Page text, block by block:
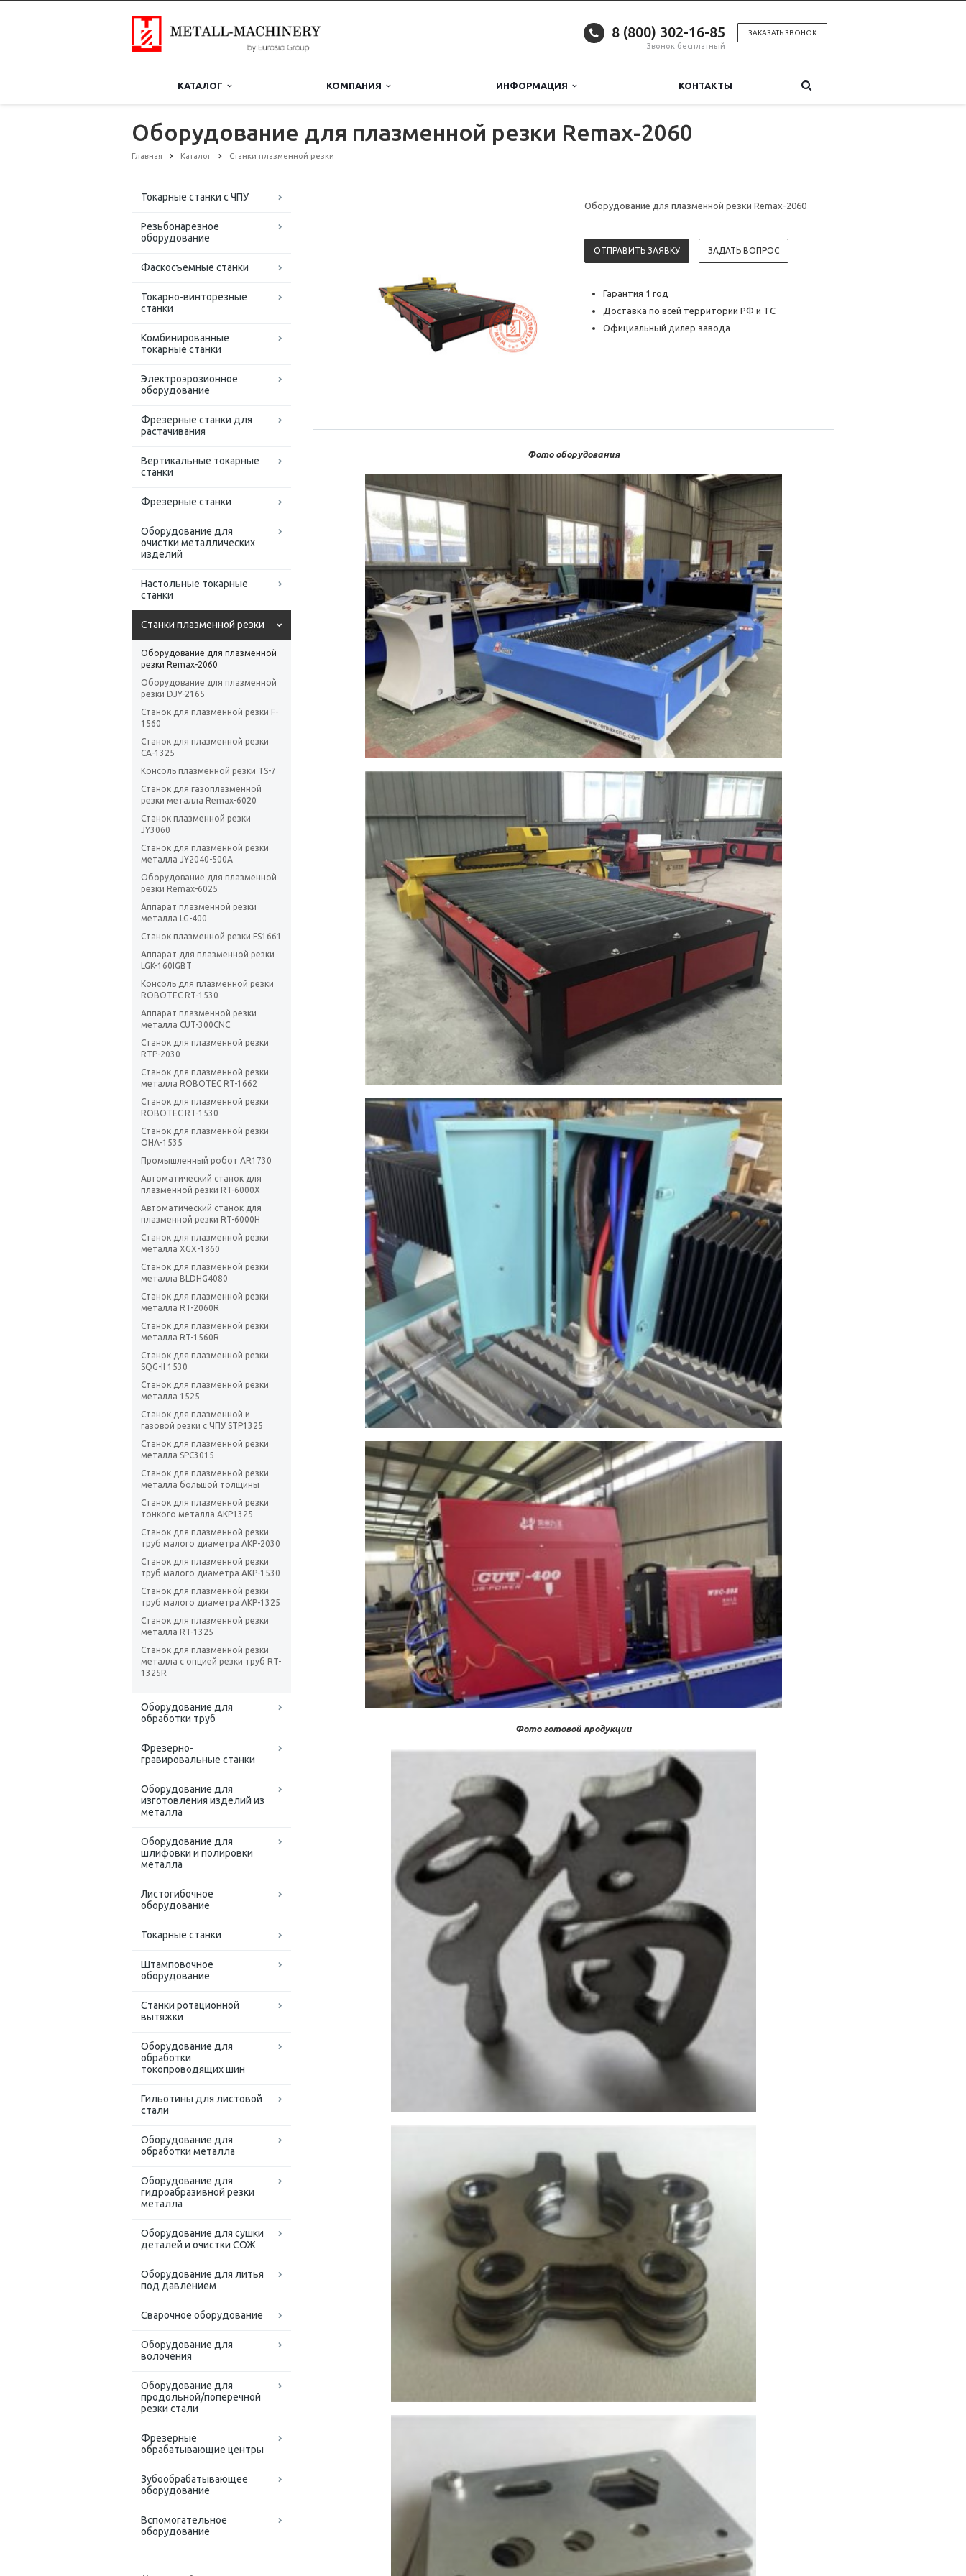
ЗАКАЗАТЬ ЗВОНОК
8 (800) 302-16-85
Звонок бесплатный
КАТАЛОГ КОМПАНИЯ ИНФОРМАЦИЯ КОНТАКТЫ
Оборудование для плазменной резки Remax-2060
Главная Каталог Станки плазменной резки
Токарные станки с ЧПУ
Резьбонарезное
оборудование
Фаскосъемные станки
Токарно-винторезные
станки
Комбинированные
токарные станки
Электроэрозионное
оборудование
Фрезерные станки для
растачивания
Вертикальные токарные
станки
Фрезерные станки
Оборудование для
очистки металлических
изделий
Настольные токарные
станки
Станки плазменной резки
Оборудование для плазменной
резки Remax-2060
Оборудование для плазменной
резки DJY-2165
Станок для плазменной резки F-
1560
Станок для плазменной резки
CA-1325
Консоль плазменной резки TS-7
Станок для газоплазменной
резки металла Remax-6020
Станок плазменной резки
JY3060
Станок для плазменной резки
металла JY2040-500A
Оборудование для плазменной
резки Remax-6025
Аппарат плазменной резки
металла LG-400
Станок плазменной резки FS1661
Аппарат для плазменной резки
LGK-160IGBT
Консоль для плазменной резки
ROBOTEC RT-1530
Аппарат плазменной резки
металла CUT-300CNC
Станок для плазменной резки
RTP-2030
Станок для плазменной резки
металла ROBOTEC RT-1662
Станок для плазменной резки
ROBOTEC RT-1530
Станок для плазменной резки
OHA-1535
Промышленный робот AR1730
Автоматический станок для
плазменной резки RT-6000X
Автоматический станок для
плазменной резки RT-6000H
Станок для плазменной резки
металла XGX-1860
Станок для плазменной резки
металла BLDHG4080
Станок для плазменной резки
металла RT-2060R
Станок для плазменной резки
металла RT-1560R
Станок для плазменной резки
SQG-II 1530
Станок для плазменной резки
металла 1525
Станок для плазменной и
газовой резки с ЧПУ STP1325
Станок для плазменной резки
металла SPC3015
Станок для плазменной резки
металла большой толщины
Станок для плазменной резки
тонкого металла AKP1325
Станок для плазменной резки
труб малого диаметра AKP-2030
Станок для плазменной резки
труб малого диаметра AKP-1530
Станок для плазменной резки
труб малого диаметра AKP-1325
Станок для плазменной резки
металла RT-1325
Станок для плазменной резки
металла с опцией резки труб RT-
1325R
Оборудование для
обработки труб
Фрезерно-
гравировальные станки
Оборудование для
изготовления изделий из
металла
Оборудование для
шлифовки и полировки
металла
Листогибочное
оборудование
Токарные станки
Штамповочное
оборудование
Станки ротационной
вытяжки
Оборудование для
обработки
токопроводящих шин
Гильотины для листовой
стали
Оборудование для
обработки металла
Оборудование для
гидроабразивной резки
металла
Оборудование для сушки
деталей и очистки СОЖ
Оборудование для литья
под давлением
Сварочное оборудование
Оборудование для
волочения
Оборудование для
продольной/поперечной
резки стали
Фрезерные
обрабатывающие центры
Зубообрабатывающее
оборудование
Вспомогательное
оборудование
Оборудование для плазменной резки Remax-2060
ОТПРАВИТЬ ЗАЯВКУ ЗАДАТЬ ВОПРОС
Гарантия 1 год
Доставка по всей территории РФ и ТС
Официальный дилер завода
Фото оборудования
Фото готовой продукции